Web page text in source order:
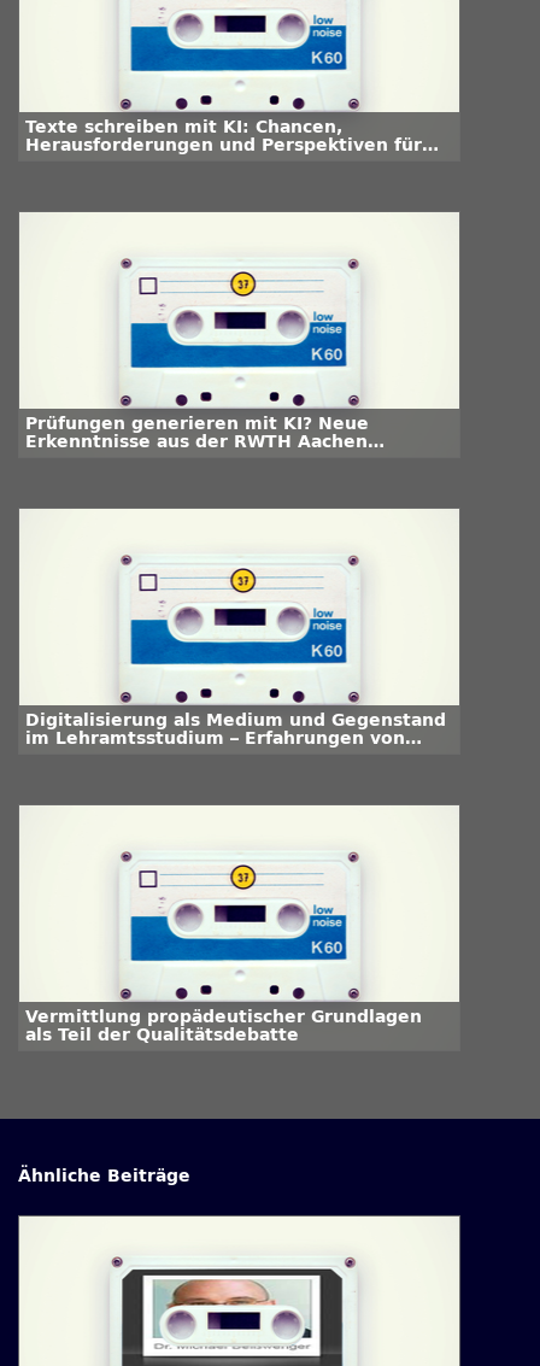
Texte schreiben mit KI: Chancen,
Herausforderungen und Perspektiven für
Prüfungen generieren mit KI? Neue
Erkenntnisse aus der RWTH Aachen
Digitalisierung als Medium und Gegenstand
im Lehramtsstudium – Erfahrungen von
Vermittlung propädeutischer Grundlagen
als Teil der Qualitätsdebatte
Ähnliche Beiträge